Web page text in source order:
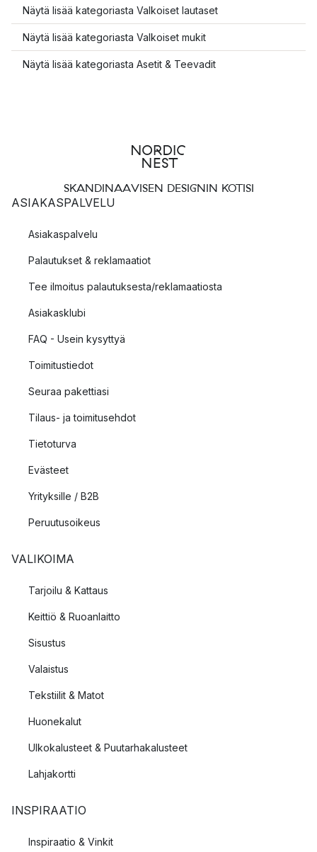
Näytä lisää kategoriasta Valkoiset lautaset
Näytä lisää kategoriasta Valkoiset mukit
Näytä lisää kategoriasta Asetit & Teevadit
SKANDINAAVISEN DESIGNIN KOTISI
ASIAKASPALVELU
Asiakaspalvelu
Palautukset & reklamaatiot
Tee ilmoitus palautuksesta/reklamaatiosta
Asiakasklubi
FAQ - Usein kysyttyä
Toimitustiedot
Seuraa pakettiasi
Tilaus- ja toimitusehdot
Tietoturva
Evästeet
Yrityksille / B2B
Peruutusoikeus
VALIKOIMA
Tarjoilu & Kattaus
Keittiö & Ruoanlaitto
Sisustus
Valaistus
Tekstiilit & Matot
Huonekalut
Ulkokalusteet & Puutarhakalusteet
Lahjakortti
INSPIRAATIO
Inspiraatio & Vinkit